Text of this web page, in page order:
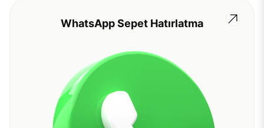
WhatsApp Sepet Hatırlatma